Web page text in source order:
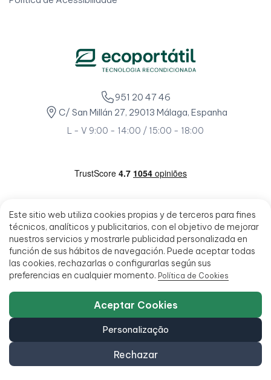
Este sitio web utiliza cookies propias y de terceros para fines
técnicos, analíticos y publicitarios, con el objetivo de mejorar
nuestros servicios y mostrarle publicidad personalizada en
función de sus hábitos de navegación. Puede aceptar todas
las cookies, rechazarlas o configurarlas según sus
preferencias en cualquier momento. Política de Cookies
Rechazar
Personalização
Aceptar Cookies
951 20 47 46
C/ San Millán 27, 29013 Málaga, Espanha
L - V 9:00 - 14:00 / 15:00 - 18:00
© 2026 - Ecoportatil - Todos os direitos reservados